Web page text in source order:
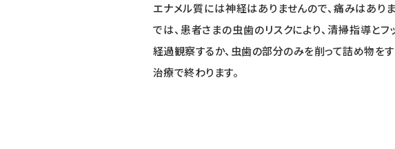
エナメル質には神経はありませんので、痛みはあり
では、患者さまの虫歯のリスクにより、清掃指導と
経過観察するか、虫歯の部分のみを削って詰め物を
治療で終わります。